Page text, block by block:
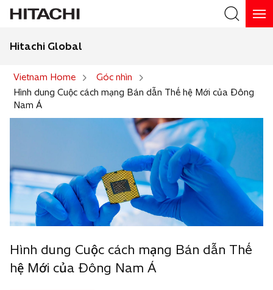
Hitachi Global
Vietnam Home
Góc nhìn
Hình dung Cuộc cách mạng Bán dẫn Thế hệ Mới của Đông
Nam Á
Hình dung Cuộc cách mạng Bán dẫn Thế
hệ Mới của Đông Nam Á